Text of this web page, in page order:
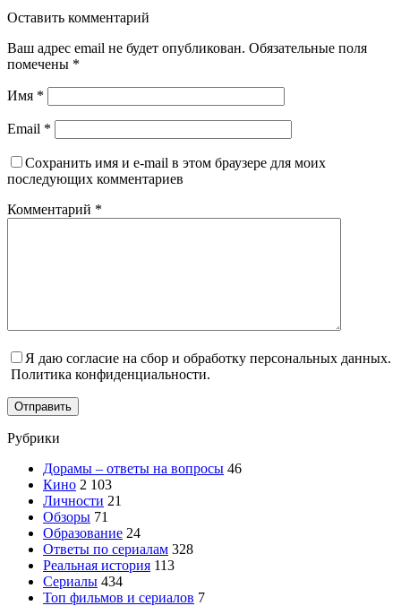
Оставить комментарий
Ваш адрес email не будет опубликован. Обязательные поля
помечены *
Имя *
Email *
Сохранить имя и e-mail в этом браузере для моих
последующих комментариев
Комментарий *
Я даю согласие на сбор и обработку персональных данных.
Политика конфиденциальности.
Отправить
Рубрики
Дорамы – ответы на вопросы 46
Кино 2 103
Личности 21
Обзоры 71
Образование 24
Ответы по сериалам 328
Реальная история 113
Сериалы 434
Топ фильмов и сериалов 7